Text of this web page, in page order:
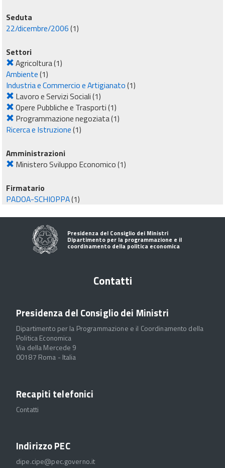
Seduta
22/dicembre/2006(1)
Settori
Agricoltura(1)
Ambiente(1)
Industria e Commercio e Artigianato(1)
Lavoro e Servizi Sociali(1)
Opere Pubbliche e Trasporti(1)
Programmazione negoziata(1)
Ricerca e Istruzione(1)
Amministrazioni
Ministero Sviluppo Economico(1)
Firmatario
PADOA-SCHIOPPA(1)
Presidenza del Consiglio dei Ministri
Dipartimento per la programmazione e il
coordinamento della politica economica
Contatti
Presidenza del Consiglio dei Ministri
Dipartimento per la Programmazione e il Coordinamento della
Politica Economica
Via della Mercede 9
00187 Roma - Italia
Recapiti telefonici
Contatti
Indirizzo PEC
dipe.cipe@pec.governo.it